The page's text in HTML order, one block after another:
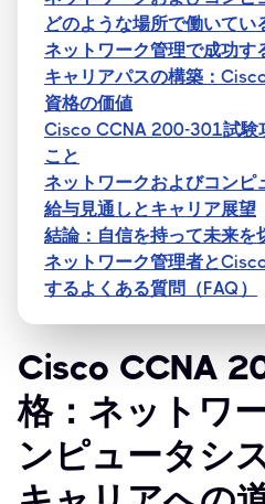
どのような場所で働いてい
ネットワーク管理で成功す
キャリアパスの構築：
資格の価値
Cisco CCNA 200-301試験
こと
ネットワークおよびコンピ
給与見通しとキャリア展望
結論：自信を持って未来を
ネットワーク管理者と
するよくある質問（FAQ）
Cisco CCNA
格：ネットワ
ンピュータシ